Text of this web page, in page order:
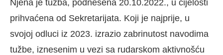
Njena je tužba, podnesena 20.10.2022., u cijelosti
prihvaćena od Sekretarijata. Koji je najprije, u
svojoj odluci iz 2023. izrazio zabrinutost navodima
tužbe, iznesenim u vezi sa rudarskom aktivnošću